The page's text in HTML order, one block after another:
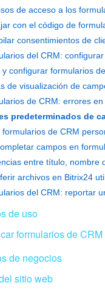
de acceso a los
con el código de
del CRM:
y configurar formularios
formularios de CRM
campos en
del CRM: reportar
de uso
formularios de
de negocios
sitio web